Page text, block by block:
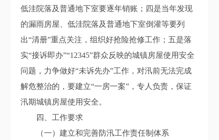
低洼院落及普通地下室要逐年销账；四是当年发现
的漏雨房屋 、低洼院落及普通地下室倒灌等要列
出“清册”重点关注，组织好抢险抢修工作； 五是落
实“接诉即办”“12345”群众反映的城镇房屋使用安全
问题 ， 力争做好“未诉先办”工作 ， 对汛前无法完成
解危整治的，要建立“一房一案” ，专人负责，保证
汛期城镇房屋使用安全。
四、工作要求
（一）建立和完善防汛工作责任制体系